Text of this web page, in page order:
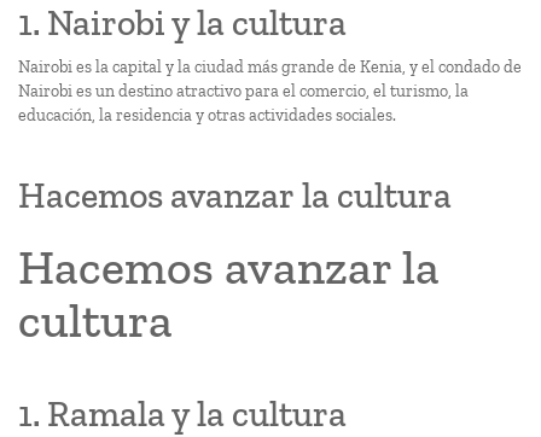
1. Nairobi y la cultura
Nairobi es la capital y la ciudad más grande de Kenia, y el condado de
Nairobi es un destino atractivo para el comercio, el turismo, la
educación, la residencia y otras actividades sociales.
Hacemos avanzar la cultura
Hacemos avanzar la
cultura
1. Ramala y la cultura